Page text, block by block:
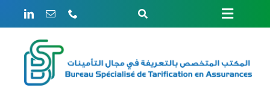
Passer
contenu
Toggle
Rechercher:
Weglot switcher
Toggle
ACCUEIL